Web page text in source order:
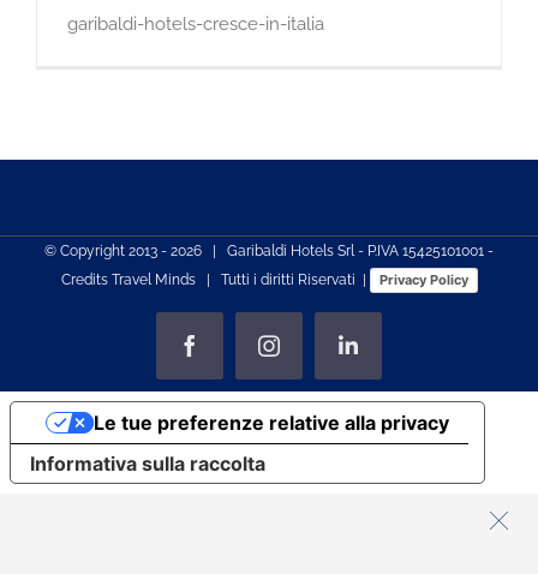
garibaldi-hotels-cresce-in-italia
© Copyright 2013 - 2026 | Garibaldi Hotels Srl - P.IVA 15425101001 -
Credits Travel Minds| Tutti i diritti Riservati | Privacy Policy
FacebookInstagramLinkedIn
Informativa sulla raccolta
Le tue preferenze relative alla privacy